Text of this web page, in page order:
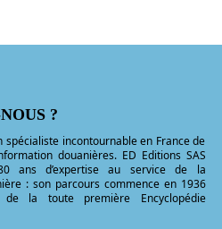
?
spécialiste incontournable en France de
douanières. ED Editions SAS
ans d’expertise au service de la
: son parcours commence en 1936
la toute première Encyclopédie